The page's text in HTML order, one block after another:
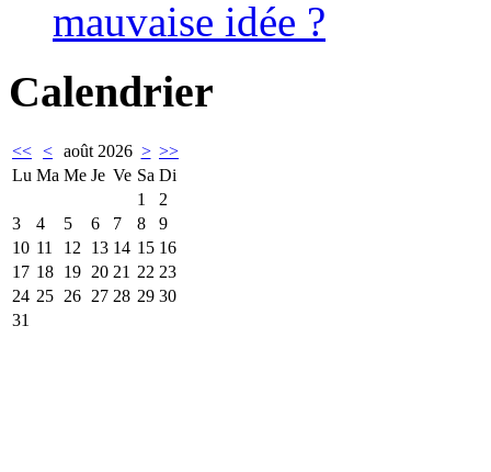
mauvaise idée ?
Calendrier
<< < août 2026 > >>
Lu Ma Me Je Ve Sa Di
1
2
3
4 5 6 7 8
9
10 11 12 13 14 15 16
17 18 19 20 21 22 23
24 25 26 27 28 29 30
31